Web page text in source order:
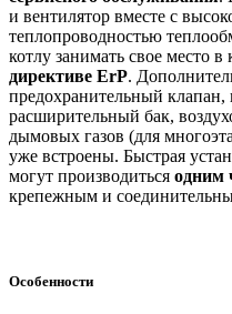
и вентилятор вместе с
теплопроводностью
котлу занимать свое место в
директиве ErP.
предохранительный клапан,
расширительный бак,
дымовых газов (для
уже встроены. Быстрая
могут производиться одним
крепежным и
Особенности